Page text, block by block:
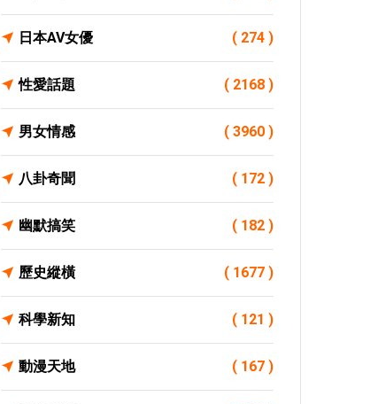
日本AV女優 ( 274 )
性愛話題 ( 2168 )
男女情感 ( 3960 )
八卦奇聞 ( 172 )
幽默搞笑 ( 182 )
歷史縱橫 ( 1677 )
科學新知 ( 121 )
動漫天地 ( 167 )